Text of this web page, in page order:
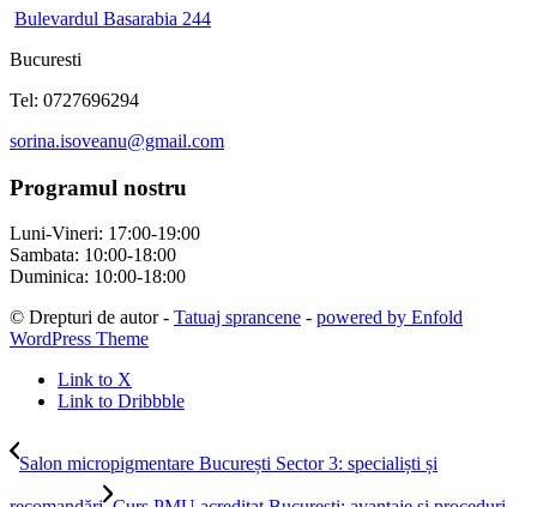
Bulevardul Basarabia 244
Bucuresti
Tel: 0727696294
sorina.isoveanu@gmail.com
Programul nostru
Luni-Vineri: 17:00-19:00
Sambata: 10:00-18:00
Duminica: 10:00-18:00
© Drepturi de autor - Tatuaj sprancene - powered by Enfold
WordPress Theme
Link to X
Link to Dribbble
Salon micropigmentare București Sector 3: specialiști și